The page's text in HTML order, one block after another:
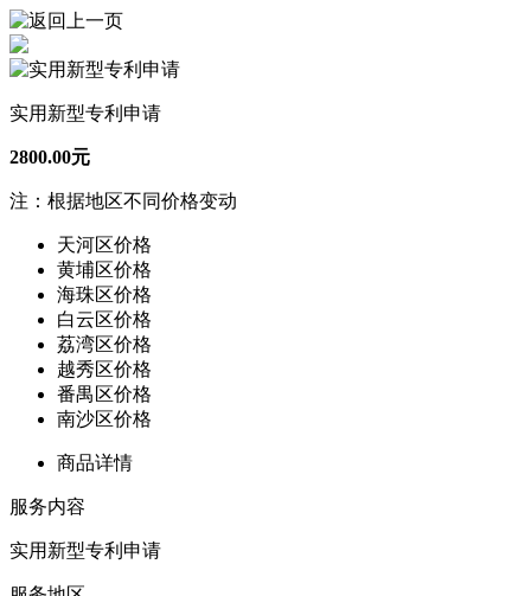
实用新型专利申请
2800.00元
注：根据地区不同价格变动
天河区价格
黄埔区价格
海珠区价格
白云区价格
荔湾区价格
越秀区价格
番禺区价格
南沙区价格
商品详情
服务内容
实用新型专利申请